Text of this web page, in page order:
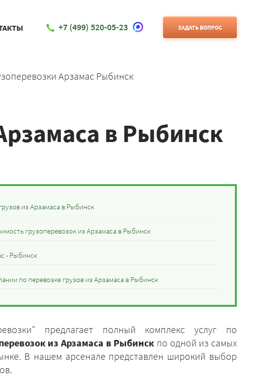
+7 (499) 520-05-23 ЗАДАТЬ ВОПРОС
Арзамас Рыбинск
в Рыбинск
из Арзамаса в Рыбинск
грузоперевозок из Арзамаса в Рыбинск
- Рыбинск
по перевозке грузов из Арзамаса в Рыбинск
предлагает полный комплекс услуг по
из Арзамаса в Рыбинск по одной из самых
В нашем арсенале представлен широкий выбор